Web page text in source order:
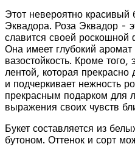
Этот невероятно красивый
Эквадора. Роза Эквадор -
славится своей
Она имеет глубокий
вазостойкость. Кроме того,
лентой, которая прекрасно
и подчеркивает нежность
прекрасным подарком для
выражения своих чувств
Букет составляется из
бутоном. Оттенок и сорт